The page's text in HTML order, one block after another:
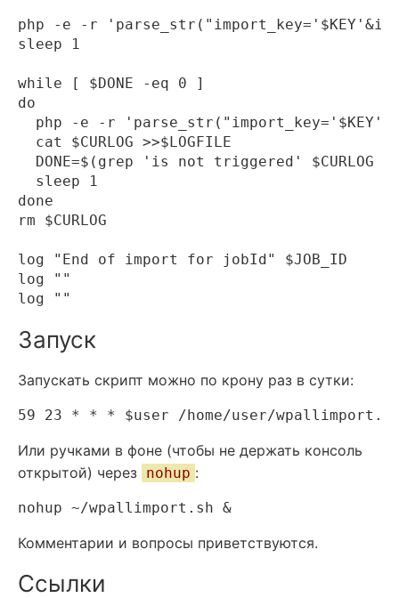
php -e -r
sleep 1
while [ $DONE -eq 0 ]
do
php -e -r
  cat $CURLOG >>$LOGFILE
DONE=$(grep 'is not triggered' $CURLOG |
  sleep 1
done
rm $CURLOG
log "End of import for jobId" $JOB_ID
log ""
Запуск
Запускать скрипт можно по крону раз в сутки:
Или ручками в фоне (чтобы не держать консоль
открытой) через nohup :
Комментарии и вопросы приветствуются.
Ссылки